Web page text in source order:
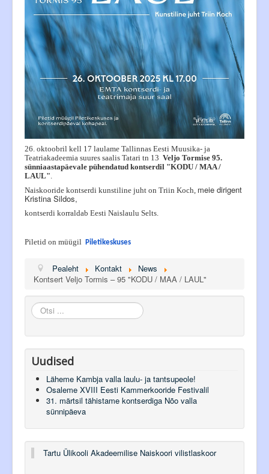
26. oktoobril kell 17 laulame Tallinnas Eesti Muusika- ja
Teatriakadeemia suures saalis Tatari tn 13 Veljo Tormise 95.
sünniaastapäevale pühendatud kontserdil "KODU / MAA /
LAUL".
Naiskooride kontserdi kunstiline juht on Triin Koch, meie dirigent
Kristina Sildos,
kontserdi korraldab Eesti Naislaulu Selts.
Piletid on müügil Piletikeskuses
Pealeht Kontakt
News
Kontsert Veljo Tormis – 95 "KODU / MAA / LAUL"
Otsi
...
Uudised
Läheme Kambja valla laulu- ja tantsupeole!
Osaleme XVIII Eesti Kammerkooride Festivalil
31. märtsil tähistame kontserdiga Nõo valla
sünnipäeva
Tartu Ülikooli Akadeemilise Naiskoori vilistlaskoor